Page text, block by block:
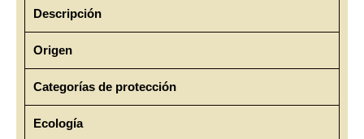
Descripción
Origen
Categorías de protección
Ecología